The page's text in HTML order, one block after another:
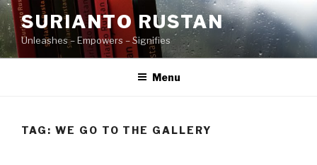
Skip
to
content
SURIANTO RUSTAN
Unleashes – Empowers – Signifies
Menu
TAG: WE GO TO THE GALLERY